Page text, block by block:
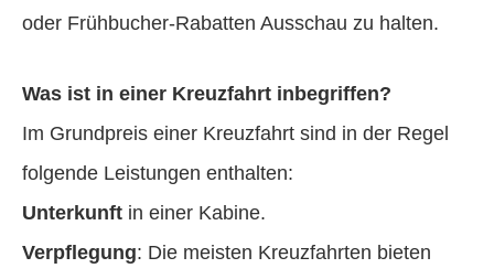
oder Frühbucher-Rabatten Ausschau zu halten.
Was ist in einer Kreuzfahrt inbegriffen?
Im Grundpreis einer Kreuzfahrt sind in der Regel
folgende Leistungen enthalten:
Unterkunft in einer Kabine.
Verpflegung: Die meisten Kreuzfahrten bieten